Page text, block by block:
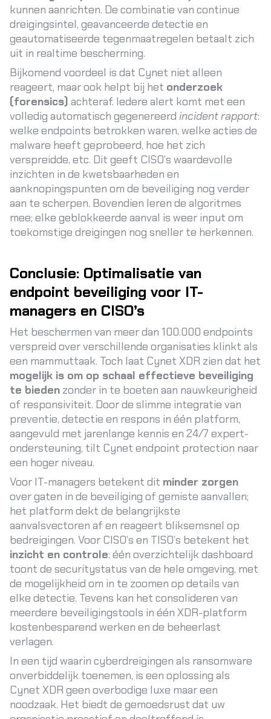
kunnen aanrichten. De combinatie van continue
dreigingsintel, geavanceerde detectie en
geautomatiseerde tegenmaatregelen betaalt zich
uit in realtime bescherming.
Bijkomend voordeel is dat Cynet niet alleen
reageert, maar ook helpt bij het onderzoek
(forensics) achteraf. Iedere alert komt met een
volledig automatisch gegenereerd incident rapport:
welke endpoints betrokken waren, welke acties de
malware heeft geprobeerd, hoe het zich
verspreidde, etc. Dit geeft CISO’s waardevolle
inzichten in de kwetsbaarheden en
aanknopingspunten om de beveiliging nog verder
aan te scherpen. Bovendien leren de algoritmes
mee; elke geblokkeerde aanval is weer input om
toekomstige dreigingen nog sneller te herkennen.
Conclusie: Optimalisatie van
endpoint beveiliging voor IT-
managers en CISO’s
Het beschermen van meer dan 100.000 endpoints
verspreid over verschillende organisaties klinkt als
een mammuttaak. Toch laat Cynet XDR zien dat het
mogelijk is om op schaal effectieve beveiliging
te bieden zonder in te boeten aan nauwkeurigheid
of responsiviteit. Door de slimme integratie van
preventie, detectie en respons in één platform,
aangevuld met jarenlange kennis en 24/7 expert-
ondersteuning, tilt Cynet endpoint protection naar
een hoger niveau.
Voor IT-managers betekent dit minder zorgen
over gaten in de beveiliging of gemiste aanvallen;
het platform dekt de belangrijkste
aanvalsvectoren af en reageert bliksemsnel op
bedreigingen. Voor CISO’s en TISO’s betekent het
inzicht en controle: één overzichtelijk dashboard
toont de securitystatus van de hele omgeving, met
de mogelijkheid om in te zoomen op details van
elke detectie. Tevens kan het consolideren van
meerdere beveiligingstools in één XDR-platform
kostenbesparend werken en de beheerlast
verlagen.
In een tijd waarin cyberdreigingen als ransomware
onverbiddelijk toenemen, is een oplossing als
Cynet XDR geen overbodige luxe maar een
noodzaak. Het biedt de gemoedsrust dat uw